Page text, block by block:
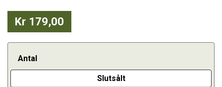
Kr 179,00
Antal
Slutsålt